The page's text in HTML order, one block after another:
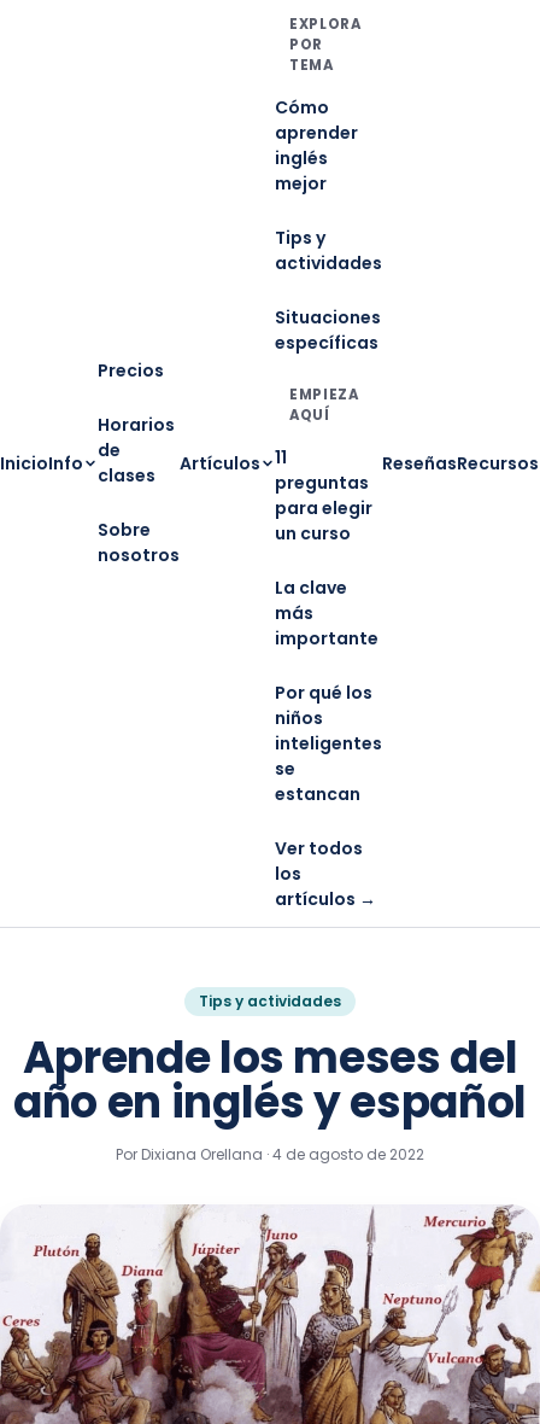
InicioInfo
Precios
Horarios
de
clases
Sobre
nosotros
Artículos
EXPLORA
POR
TEMA
Cómo
aprender
inglés
mejor
Tips y
actividades
Situaciones
específicas
EMPIEZA
AQUÍ
11
preguntas
para elegir
un curso
La clave
más
importante
Por qué los
niños
inteligentes
se
estancan
Ver todos
los
artículos →
ReseñasRecursos
Tips y actividades
Aprende los meses del
año en inglés y español
Por Dixiana Orellana ·4 de agosto de 2022